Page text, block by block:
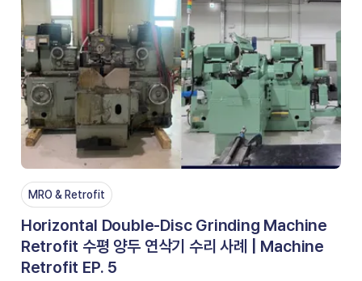
MRO & Retrofit
Horizontal Double-Disc Grinding Machine
Retrofit 수평 양두 연삭기 수리 사례 | Machine
Retrofit EP. 5